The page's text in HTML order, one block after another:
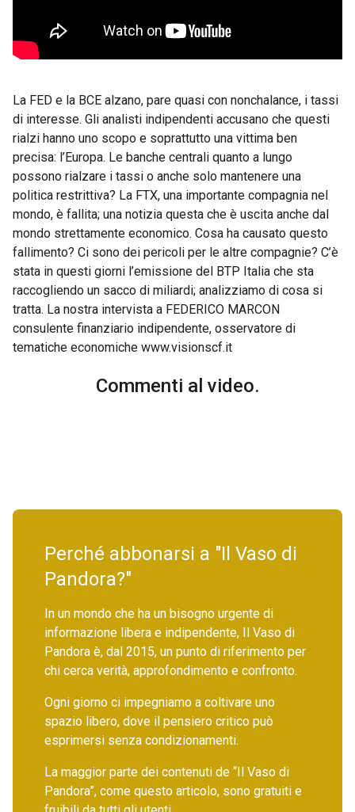
La FED e la BCE alzano, pare quasi con nonchalance, i tassi
di interesse. Gli analisti indipendenti accusano che questi
rialzi hanno uno scopo e soprattutto una vittima ben
precisa: l’Europa. Le banche centrali quanto a lungo
possono rialzare i tassi o anche solo mantenere una
politica restrittiva? La FTX, una importante compagnia nel
mondo, è fallita; una notizia questa che è uscita anche dal
mondo strettamente economico. Cosa ha causato questo
fallimento? Ci sono dei pericoli per le altre compagnie? C’è
stata in questi giorni l’emissione del BTP Italia che sta
raccogliendo un sacco di miliardi; analizziamo di cosa si
tratta. La nostra intervista a FEDERICO MARCON
consulente finanziario indipendente, osservatore di
tematiche economiche www.visionscf.it
Commenti al video.
Perché abbonarsi a "Il Vaso di
Pandora?"
In un mondo che ha un bisogno urgente di
informazione libera e indipendente, Il Vaso di
Pandora è, dal 2015, un punto di riferimento per
chi cerca verità, approfondimento e confronto.
Ogni giorno ci impegniamo a coltivare uno
spazio libero, dove il pensiero critico può
esprimersi senza condizionamenti.
La maggior parte dei contenuti de “Il Vaso di
Pandora”, come questo articolo, sono gratuiti e